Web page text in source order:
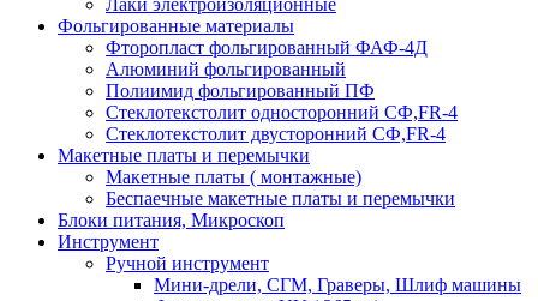
Лаки электроизоляционные
Фольгированные материалы
Фторопласт фольгированный ФАФ-4Д
Алюминий фольгированный
Полиимид фольгированный ПФ
Стеклотекстолит односторонний CФ,FR-4
Стеклотекстолит двусторонний СФ,FR-4
Макетные платы и перемычки
Макетные платы ( монтажные)
Беспаечные макетные платы и перемычки
Блоки питания, Микроскоп
Инструмент
Ручной инструмент
Мини-дрели, СГМ, Граверы, Шлиф машины